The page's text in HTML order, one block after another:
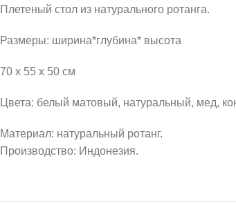
Плетеный стол из натурального ротанга.
Размеры: ширина*глубина* высота
70 х 55 х 50 см
Цвета: белый матовый, натуральный, мед,
Материал: натуральный ротанг.
Производство: Индонезия.